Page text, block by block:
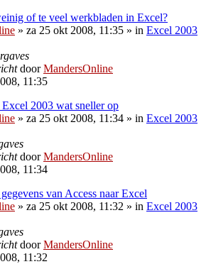
of te veel werkbladen in Excel?
» za 25 okt 2008, 11:35 » in Excel 2003
doorMandersOnline
11:35
2003 wat sneller op
» za 25 okt 2008, 11:34 » in Excel 2003
doorMandersOnline
11:34
van Access naar Excel
» za 25 okt 2008, 11:32 » in Excel 2003
doorMandersOnline
11:32